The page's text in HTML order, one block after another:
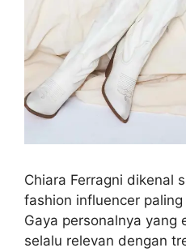
Chiara Ferragni dikenal
fashion influencer
Gaya personalnya yang
selalu relevan dengan